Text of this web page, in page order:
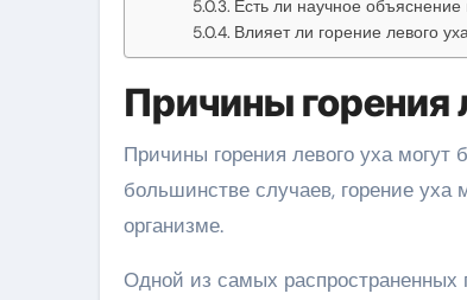
Есть ли научное объяснение
Влияет ли горение левого
Причины горения
Причины горения левого уха
большинстве случаев, горение
организме.
Одной из самых распространенных